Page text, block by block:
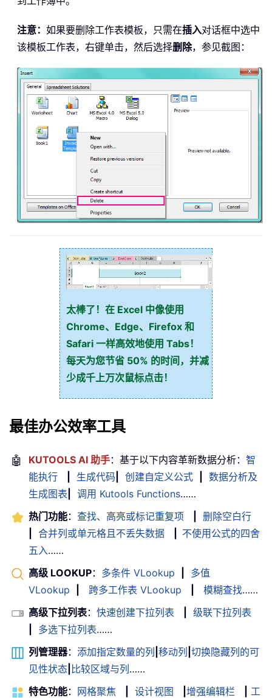
注意： 如果要删除工作表模板，只需在插入对话框中选中
该模板工作表，右键单击，然后选择删除，参见截图：
太棒了！在 Excel 中像使用
Chrome、Edge、Firefox 和
Safari 一样高效地使用 Tabs！
每天为您节省 50% 的时间，并减
少成千上万次鼠标点击！
最佳办公效率工具
🤖 KUTOOLS AI 助手：基于以下内容革新数据分析： 智
能执行
生成代码 创建自定义公式
数据分析及
生成图表
调用 Kutools Functions……
热门功能： 查找、高亮或标记重复项
删除空白行
合并列或单元格且不丢失数据
不使用公式的四舍
五入……
高级 LOOKUP： 多条件 VLookup
多值
VLookup
跨多工作表 VLookup 模糊查找……
高级下拉列表： 快速创建下拉列表
级联下拉列表
多选下拉列表……
列管理器： 添加指定数量的列 移动列 切换隐藏列的可
见性状态 比较区域与列……
特色功能： 网格聚焦 设计视图 增强编辑栏
工